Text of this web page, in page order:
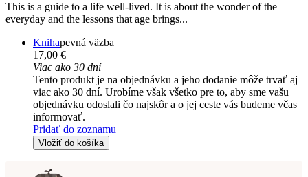
This is a guide to a life well-lived. It is about the wonder of the
everyday and the lessons that age brings...
Knihapevná väzba
17,00 €
Viac ako 30 dní
Tento produkt je na objednávku a jeho dodanie môže trvať aj
viac ako 30 dní. Urobíme však všetko pre to, aby sme vašu
objednávku odoslali čo najskôr a o jej ceste vás budeme včas
informovať.
Pridať do zoznamu
Vložiť do košíka